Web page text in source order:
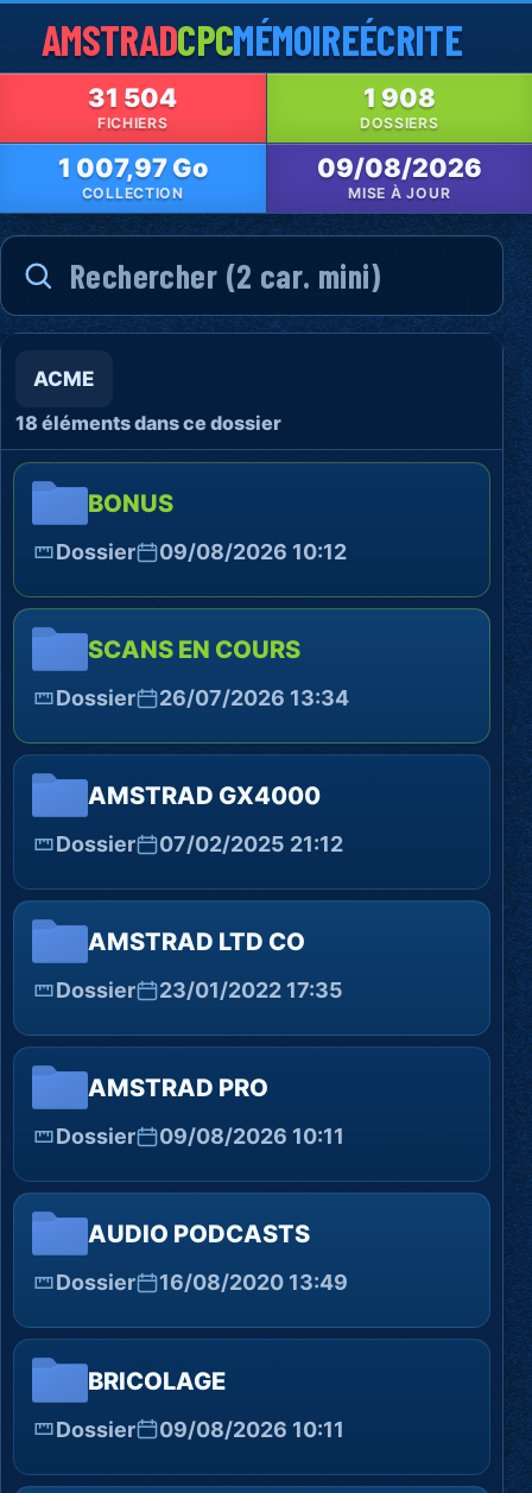
AMSTRADCPCMÉMOIREÉCRITE
31 504
FICHIERS
1 908
DOSSIERS
1 007,97 Go
COLLECTION
09/08/2026
MISE À JOUR
ACME
18 éléments dans ce dossier
BONUS
Dossier 09/08/2026 10:12
SCANS EN COURS
Dossier 26/07/2026 13:34
AMSTRAD GX4000
Dossier 07/02/2025 21:12
AMSTRAD LTD CO
Dossier 23/01/2022 17:35
AMSTRAD PRO
Dossier 09/08/2026 10:11
AUDIO PODCASTS
Dossier 16/08/2020 13:49
BRICOLAGE
Dossier 09/08/2026 10:11